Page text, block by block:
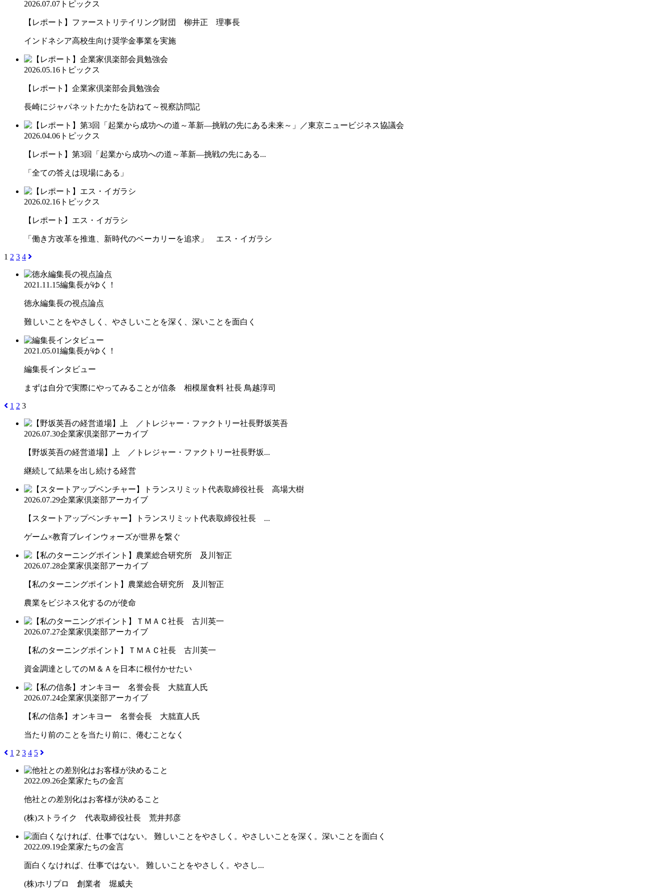
2026.07.07 トピックス
【レポート】ファーストリテイリング財団 柳井正 理事長
インドネシア高校生向け奨学金事業を実施
2026.05.16 トピックス
【レポート】企業家倶楽部会員勉強会
長崎にジャパネットたかたを訪ねて～視察訪問記
2026.04.06 トピックス
【レポート】第3回「起業から成功への道～革新―挑戦の先にある...
「全ての答えは現場にある」
2026.02.16 トピックス
【レポート】エス・イガラシ
「働き方改革を推進、新時代のベーカリーを追求」 エス・イガラシ
1 2 3 4
2021.11.15編集長がゆく！
徳永編集長の視点論点
難しいことをやさしく、やさしいことを深く、深いことを面白く
2021.05.01編集長がゆく！
編集長インタビュー
まずは自分で実際にやってみることが信条 相模屋食料 社長 鳥越淳司
1 2 3
2026.07.30企業家倶楽部アーカイブ
【野坂英吾の経営道場】上 ／トレジャー・ファクトリー社長野坂...
継続して結果を出し続ける経営
2026.07.29企業家倶楽部アーカイブ
【スタートアップベンチャー】トランスリミット代表取締役社長 ...
ゲーム×教育ブレインウォーズが世界を繋ぐ
2026.07.28企業家倶楽部アーカイブ
【私のターニングポイント】農業総合研究所 及川智正
農業をビジネス化するのが使命
2026.07.27企業家倶楽部アーカイブ
【私のターニングポイント】ＴＭＡＣ社長 古川英一
資金調達としてのＭ＆Ａを日本に根付かせたい
2026.07.24企業家倶楽部アーカイブ
【私の信条】オンキヨー 名誉会長 大朏直人氏
当たり前のことを当たり前に、倦むことなく
1 2 3 4 5
2022.09.26企業家たちの金言
他社との差別化はお客様が決めること
(株)ストライク 代表取締役社長 荒井邦彦
2022.09.19企業家たちの金言
面白くなければ、仕事ではない。 難しいことをやさしく。やさし...
(株)ホリプロ 創業者 堀威夫